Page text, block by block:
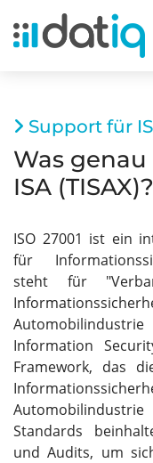
Was genau
ISA (TISAX)?
Support für
ISO 27001 ist ein
für
steht für
Information
Framework, das
Standards
und Audits, um